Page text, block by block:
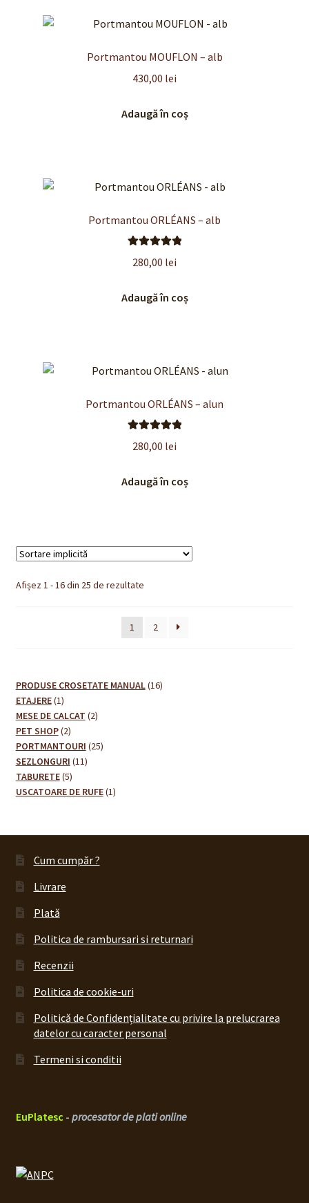
Portmantou MOUFLON – alb
430,00 lei
Adaugă în coș
Portmantou ORLÉANS – alb
5.00
280,00 lei
Adaugă în coș
Portmantou ORLÉANS – alun
5.00
280,00 lei
Adaugă în coș
Afișez 1 - 16 din 25 de rezultate
1 2
PRODUSE CROSETATE MANUAL 1616
ETAJERE 11
produs
MESE DE CALCAT 22
PET SHOP 22
produse
PORTMANTOURI 2525
SEZLONGURI 1111
TABURETE 55
produse
USCATOARE DE RUFE 11
Cum cumpăr ?
Livrare
Plată
Politica de rambursari si returnari
Recenzii
Politica de cookie-uri
Politică de Confidențialitate cu privire la prelucrarea
datelor cu caracter personal
Termeni si conditii
EuPlatesc - procesator de plati online